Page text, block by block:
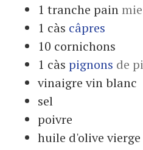
1 tranche painmie
1 càs câpres
10 cornichons
1 càs pignons de
vinaigre vin blanc
sel
poivre
huile d'olive